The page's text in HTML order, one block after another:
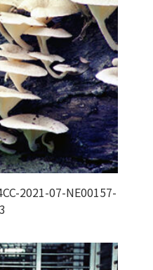
2021-07-NE00157-